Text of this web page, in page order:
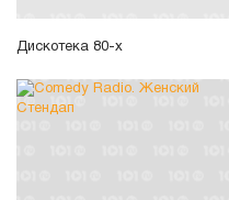
Дискотека 80-х